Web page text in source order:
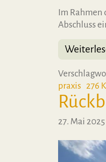
Im Rahmen
Abschluss
praxis 276
27. Mai 2025